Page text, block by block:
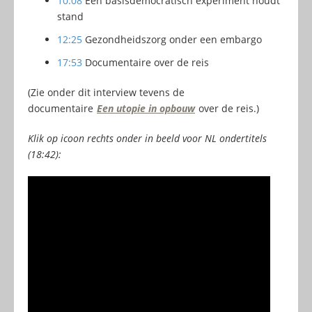
stand
12:25 Gezondheidszorg onder een embargo
17:53 Documentaire over de reis
(Zie onder dit interview tevens de
documentaire Een utopie in opbouw over de reis.)
Klik op icoon rechts onder in beeld voor NL ondertitels
(18:42):